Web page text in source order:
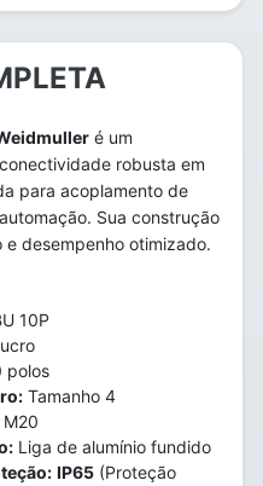
é um
robusta em
para acoplamento de
Sua construção
desempenho otimizado.
10P
polos
Tamanho 4
M20
Liga de alumínio fundido
IP65 (Proteção